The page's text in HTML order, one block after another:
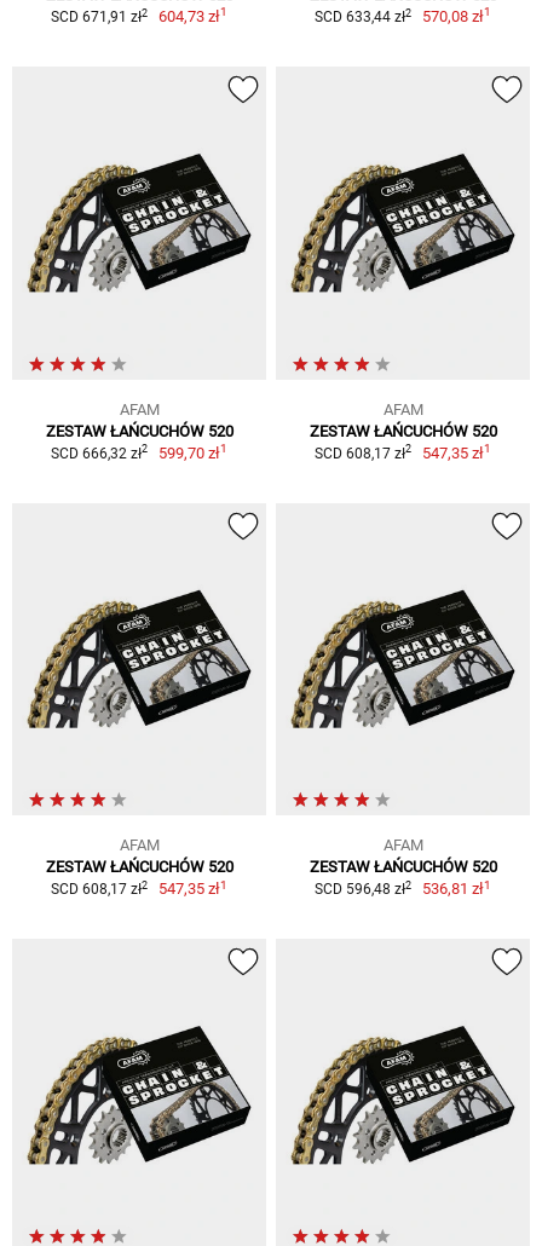
SCD 671,91 zł2 604,73 zł1 SCD 633,44 zł2 570,08 zł1
AFAM
ZESTAW ŁAŃCUCHÓW 520
SCD 666,32 zł2 599,70 zł1
AFAM
ZESTAW ŁAŃCUCHÓW 520
SCD 608,17 zł2 547,35 zł1
AFAM
ZESTAW ŁAŃCUCHÓW 520
SCD 608,17 zł2 547,35 zł1
AFAM
ZESTAW ŁAŃCUCHÓW 520
SCD 596,48 zł2 536,81 zł1